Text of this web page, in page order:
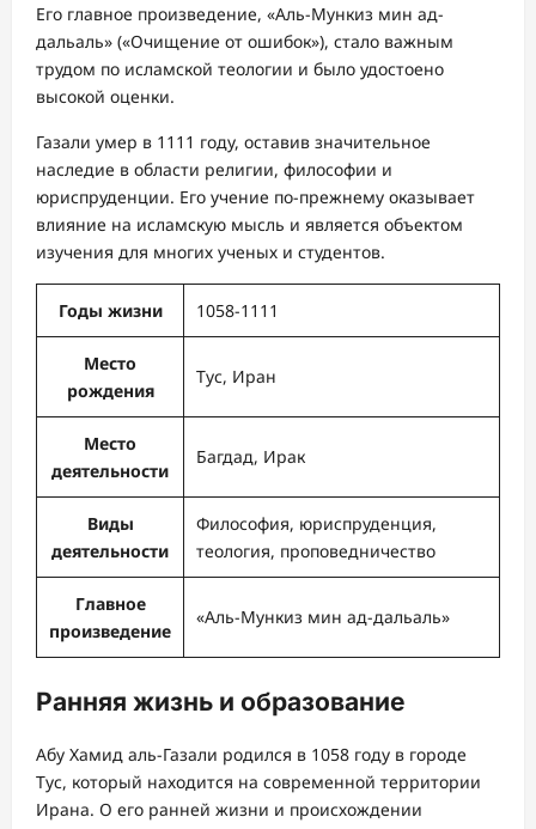
Его главное произведение, «Аль-Мункиз мин ад-
дальаль» («Очищение от ошибок»), стало важным
трудом по исламской теологии и было удостоено
высокой оценки.
Газали умер в 1111 году, оставив значительное
наследие в области религии, философии и
юриспруденции. Его учение по-прежнему оказывает
влияние на исламскую мысль и является объектом
изучения для многих ученых и студентов.
Годы жизни 1058-1111
Место
рождения
Тус, Иран
Место
деятельности
Багдад, Ирак
Виды
деятельности
Философия, юриспруденция,
теология, проповедничество
Главное
произведение
«Аль-Мункиз мин ад-дальаль»
Ранняя жизнь и образование
Абу Хамид аль-Газали родился в 1058 году в городе
Тус, который находится на современной территории
Ирана. О его ранней жизни и происхождении